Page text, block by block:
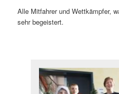
Alle Mitfahrer und Wettkämpfer,
sehr begeistert.